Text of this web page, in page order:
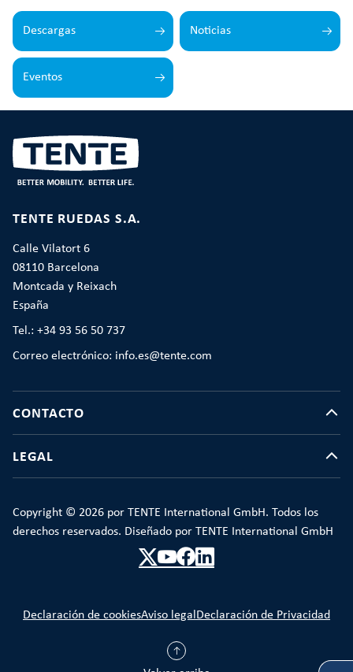
Descargas Noticias
Eventos
TENTE RUEDAS S.A.
Calle Vilatort 6
08110 Barcelona
Montcada y Reixach
España
Tel.: +34 93 56 50 737
Correo electrónico: info.es@tente.com
CONTACTO
LEGAL
Copyright © 2026 por TENTE International GmbH. Todos los
derechos reservados. Diseñado por TENTE International GmbH
Declaración de cookiesAviso legalDeclaración de Privacidad